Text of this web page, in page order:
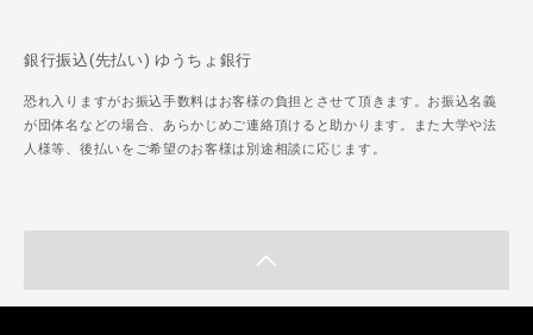
銀行振込(先払い) ゆうちょ銀行
恐れ入りますがお振込手数料はお客様の負担とさせて頂きます。お振込名義
が団体名などの場合、あらかじめご連絡頂けると助かります。また大学や法
人様等、後払いをご希望のお客様は別途相談に応じます。